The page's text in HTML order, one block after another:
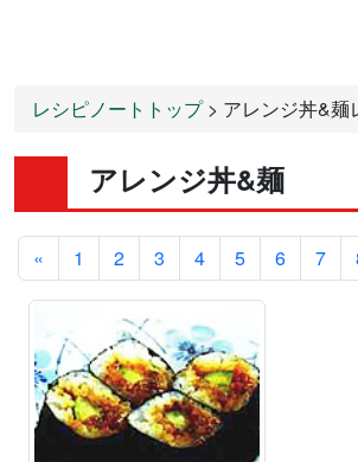
レシピノートトップ> アレンジ丼&麺
アレンジ丼&麺
« 1 2 3 4 5 6 7